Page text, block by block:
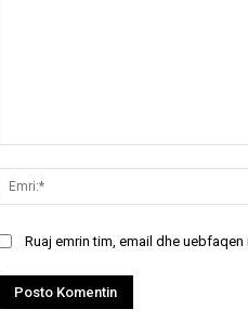
Ruaj emrin tim, email dhe